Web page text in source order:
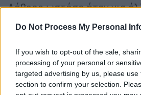
Do Not Process My Personal
If you wish to opt-out of the sale,
processing of your personal or
targeted advertising by us, please
section to confirm your selection.
Λάβρος ωστόσο ήταν για
Τούρκος υπουργός
Ευρώπης για την
ανατ. Μεσόγειο , που στόχο
παρεμπόδιση της
Λιβύη.